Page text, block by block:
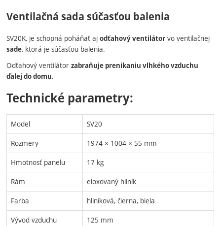
Ventilačná sada súčasťou balenia
SV20K, je schopná poháňať ajodťahový ventilátor vo ventilačnej
sade, ktorá je súčasťou balenia.
Odťahový ventilátorzabraňuje prenikaniu vlhkého vzduchu
ďalej do domu.
Technické parametry:
Model SV20
Rozmery 1974 × 1004 × 55 mm
Hmotnosť panelu 17 kg
Rám eloxovaný hliník
Farba hliníková, čierna, biela
Vývod vzduchu 125 mm